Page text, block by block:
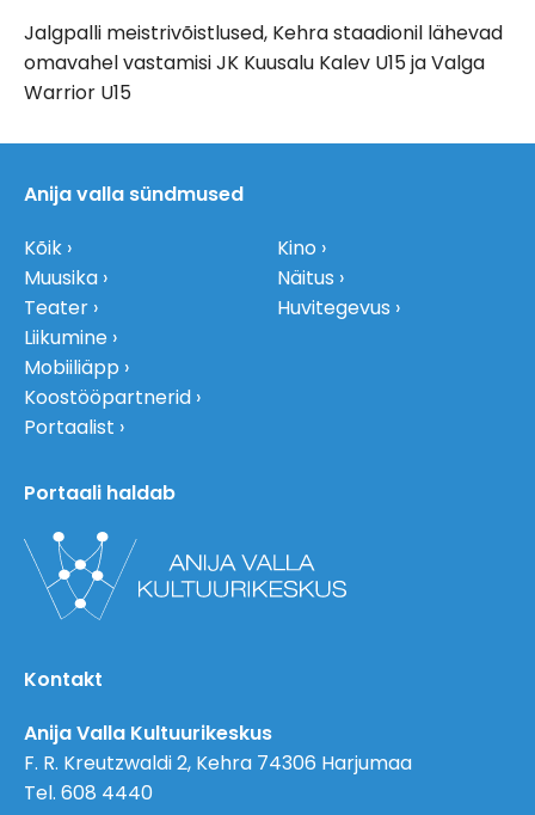
Jalgpalli meistrivõistlused, Kehra staadionil lähevad
omavahel vastamisi JK Kuusalu Kalev U15 ja Valga
Warrior U15
Anija valla sündmused
Kõik
Muusika
Teater
Liikumine
Kino
Näitus
Huvitegevus
Mobiiliäpp
Koostööpartnerid
Portaalist
Portaali haldab
Kontakt
Anija Valla Kultuurikeskus
F. R. Kreutzwaldi 2, Kehra 74306 Harjumaa
Tel. 608 4440